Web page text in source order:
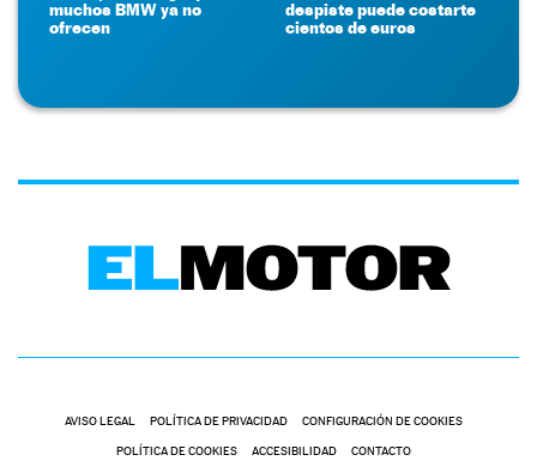
muchos BMW ya no
ofrecen
despiste puede costarte
cientos de euros
AVISO LEGAL POLÍTICA DE PRIVACIDAD CONFIGURACIÓN DE COOKIES
POLÍTICA DE COOKIES ACCESIBILIDAD CONTACTO